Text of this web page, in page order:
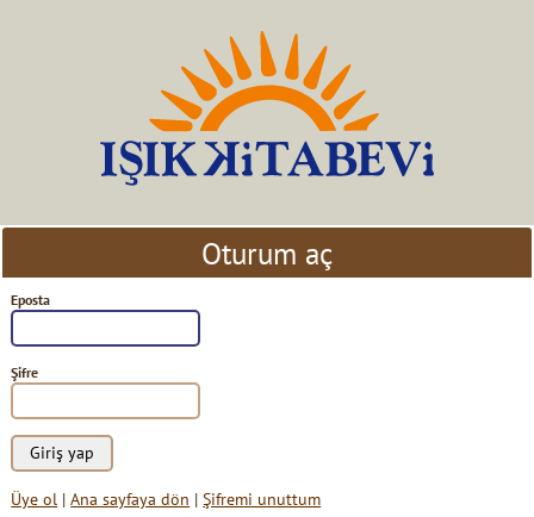
Oturum aç
Eposta
Şifre
Üye ol |Ana sayfaya dön |Şifremi unuttum